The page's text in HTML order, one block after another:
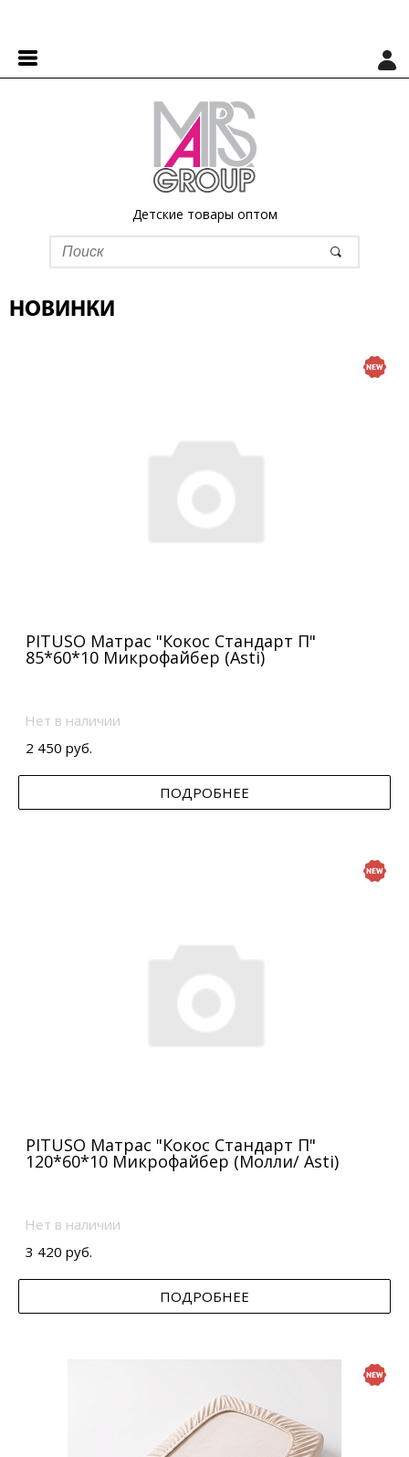
Детские товары оптом
НОВИНКИ
PITUSO Матрас "Кокос Стандарт П"
85*60*10 Микрофайбер (Asti)
Нет в наличии
2 450 руб.
ПОДРОБНЕЕ
PITUSO Матрас "Кокос Стандарт П"
120*60*10 Микрофайбер (Молли/ Asti)
Нет в наличии
3 420 руб.
ПОДРОБНЕЕ